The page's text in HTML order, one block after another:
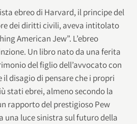
ebreo di Harvard, il principe del
dei diritti civili, aveva intitolato
American Jew”. L’ebreo
Un libro nato da una ferita
del figlio dell’avvocato con
disagio di pensare che i propri
stati ebrei, almeno secondo la
rapporto del prestigioso Pew
una luce sinistra sul futuro della